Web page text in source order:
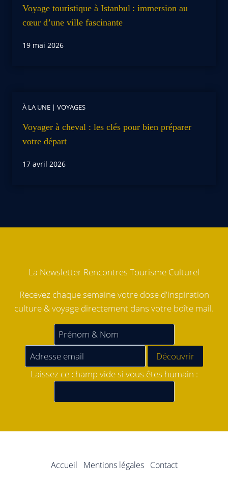
Voyage touristique à Istanbul : immersion au
cœur d’une ville fascinante
19 mai 2026
À LA UNE | VOYAGES
Voyager à cheval : les clés pour bien préparer
votre départ
17 avril 2026
La Newsletter Rencontres Tourisme Culturel
Recevez chaque semaine votre dose d'inspiration
culture & voyage directement dans votre boîte mail.
Laissez ce champ vide si vous êtes humain :
Accueil Mentions légales Contact